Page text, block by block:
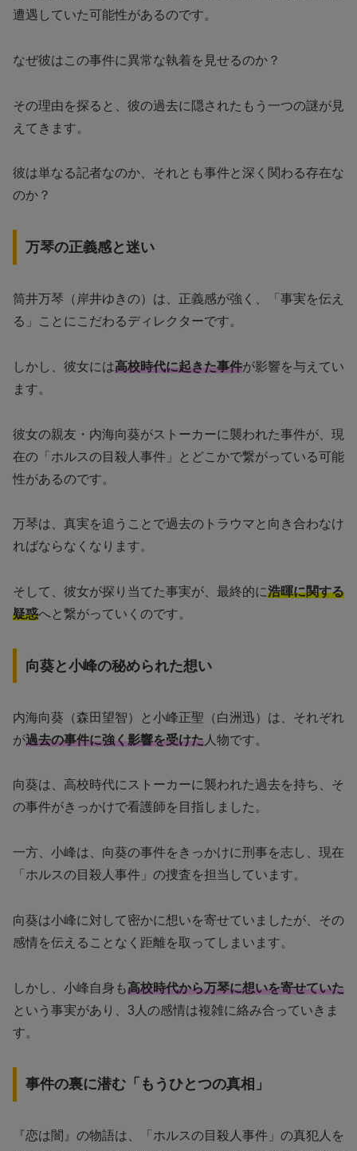
遭遇していた可能性があるのです。
なぜ彼はこの事件に異常な執着を見せるのか？
その理由を探ると、彼の過去に隠されたもう一つの謎が見
えてきます。
彼は単なる記者なのか、それとも事件と深く関わる存在な
のか？
万琴の正義感と迷い
筒井万琴（岸井ゆきの）は、正義感が強く、「事実を伝え
る」ことにこだわるディレクターです。
しかし、彼女には高校時代に起きた事件が影響を与えてい
ます。
彼女の親友・内海向葵がストーカーに襲われた事件が、現
在の「ホルスの目殺人事件」とどこかで繋がっている可能
性があるのです。
万琴は、真実を追うことで過去のトラウマと向き合わなけ
ればならなくなります。
そして、彼女が探り当てた事実が、最終的に浩暉に関する
疑惑へと繋がっていくのです。
向葵と小峰の秘められた想い
内海向葵（森田望智）と小峰正聖（白洲迅）は、それぞれ
が過去の事件に強く影響を受けた 人物です。
向葵は、高校時代にストーカーに襲われた過去を持ち、そ
の事件がきっかけで看護師を目指しました。
一方、小峰は、向葵の事件をきっかけに刑事を志し、現在
「ホルスの目殺人事件」の捜査を担当しています。
向葵は小峰に対して密かに想いを寄せていましたが、その
感情を伝えることなく距離を取ってしまいます。
しかし、小峰自身も高校時代から万琴に想いを寄せていた
という事実があり、3人の感情は複雑に絡み合っていきま
す。
事件の裏に潜む「もうひとつの真相」
『恋は闇』の物語は、「ホルスの目殺人事件」の真犯人を